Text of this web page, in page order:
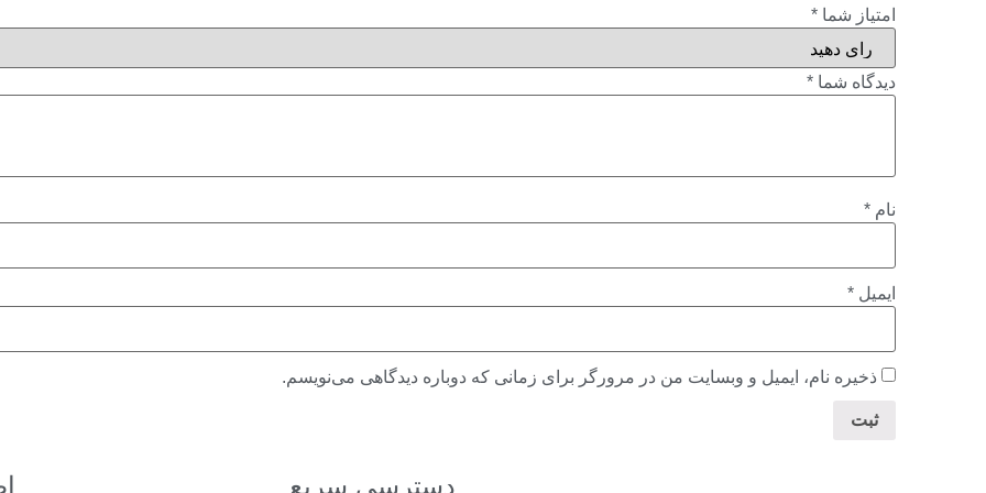
امتیاز شما *
دیدگاه شما *
نام *
ایمیل *
ذخیره نام، ایمیل و وبسایت من در مرورگر برای زمانی که دوباره دیدگاهی می‌نویسم.
دسترسی سریع